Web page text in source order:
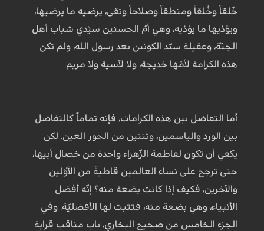
خَلقاً وخُلقاً ومنطقاً وصلاحاً وتقى، يرضيه ما يرضيها،
ويؤذيها ما يؤذيه، وهي أمّ الحسنين سيّدي شباب أهل
الجنّة، وعقيلة سيّد الكونين بعد رسول الله، ولم تكن
هذه الكرامة لأمّها خديجة، ولا لآسية ولا مريم.
أما التفاضل بين هذه الكرامات، فإنه تماماً كالتفاضل
بين الورد والياسمين، وثنتين من الحور العين. لكن
يكفي أن تكون لفاطمة الزّهراء واحدة من خصال أبيها،
حتى ترجح على نساء العالمين قاطبةً من الأوّلين
والآخرين، فكيف إذا كانت بضعة منه؟ إنّه أفضل
الأنبياء، وهي بضعة منه، فتثبت لها الأفضليّة. وفي
الجزء الخامس من صحيح البخاري، باب مناقب قرابة